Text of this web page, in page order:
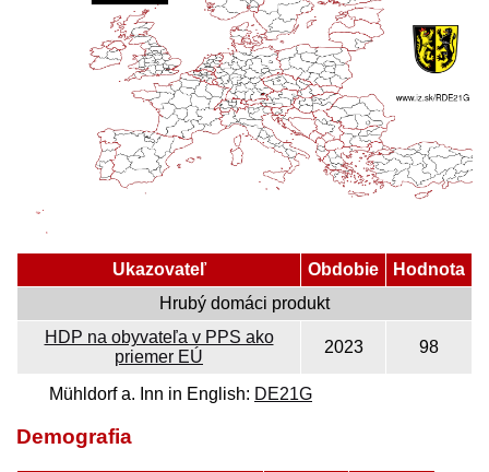
Ukazovateľ Obdobie
Hodnota
Hrubý domáci produkt
HDP na obyvateľa v PPS ako
priemer EÚ
2023 98
Mühldorf a. Inn in English: DE21G
Demografia